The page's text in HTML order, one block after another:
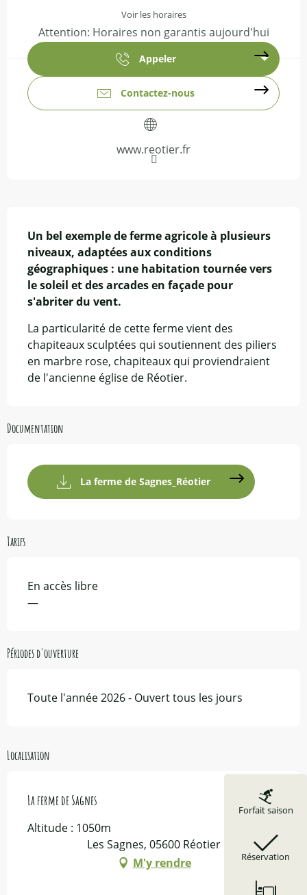
Forfait saison
Réservation
Voir les horaires
Attention: Horaires non garantis aujourd'hui
Appeler
Contactez-nous
www.reotier.fr
Un bel exemple de ferme agricole à plusieurs
niveaux, adaptées aux conditions
géographiques : une habitation tournée vers
le soleil et des arcades en façade pour
s'abriter du vent.
La particularité de cette ferme vient des
chapiteaux sculptées qui soutiennent des piliers
en marbre rose, chapiteaux qui proviendraient
de l'ancienne église de Réotier.
Documentation
La ferme de Sagnes_Réotier
Tarifs
En accès libre
—
Périodes d'ouverture
Toute l'année 2026 - Ouvert tous les jours
Localisation
La ferme de Sagnes
Altitude : 1050m
Les Sagnes, 05600 Réotier
M'y rendre